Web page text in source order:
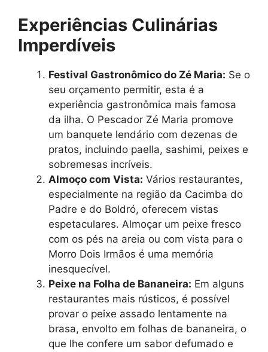
Experiências Culinárias
Imperdíveis
Festival Gastronômico do Zé Maria: Se o
seu orçamento permitir, esta é a
experiência gastronômica mais famosa
da ilha. O Pescador Zé Maria promove
um banquete lendário com dezenas de
pratos, incluindo paella, sashimi, peixes e
sobremesas incríveis.
Almoço com Vista: Vários restaurantes,
especialmente na região da Cacimba do
Padre e do Boldró, oferecem vistas
espetaculares. Almoçar um peixe fresco
com os pés na areia ou com vista para o
Morro Dois Irmãos é uma memória
inesquecível.
Peixe na Folha de Bananeira: Em alguns
restaurantes mais rústicos, é possível
provar o peixe assado lentamente na
brasa, envolto em folhas de bananeira, o
que lhe confere um sabor defumado e